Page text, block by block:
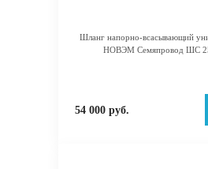
Шланг напорно-всасывающий
НОВЭМ Семяпровод ШС
54 000 руб.